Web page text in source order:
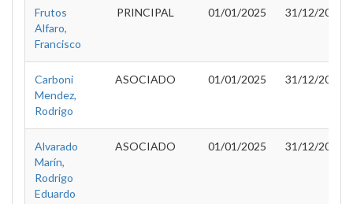
Frutos
Alfaro,
Francisco
PRINCIPAL 01/01/2025 31/12/2027
Carboni
Mendez,
Rodrigo
ASOCIADO 01/01/2025 31/12/2027
Alvarado
Marín,
Rodrigo
Eduardo
ASOCIADO 01/01/2025 31/12/2027